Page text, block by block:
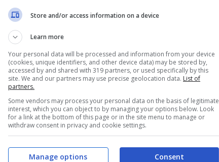
e il 30 maggio 2008.
che può essere definita “Truffa
alcune banche, quali Barclays,
Royal Bank of Scotland, che hanno
UE per averecreato un cartello per
così di rendere più elevati i tassi
diventare più vantaggioso per gli
Store and/or access information on a device
Learn more
Your personal data will be processed and information from your device
(cookies, unique identifiers, and other device data) may be stored by,
accessed by and shared with 319 partners, or used specifically by this
site. We and our partners may use precise geolocation data. List of
partners.
Some vendors may process your personal data on the basis of legitimate
interest, which you can object to by managing your options below. Look
for a link at the bottom of this page or in the site menu to manage or
withdraw consent in privacy and cookie settings.
Consent
Manage options